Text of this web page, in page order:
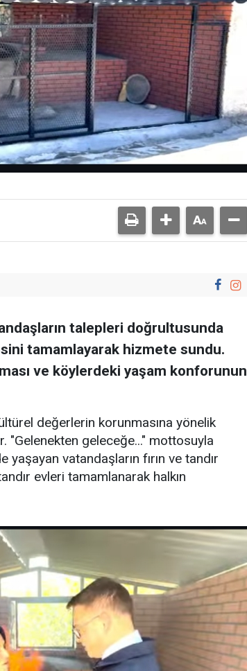
talepleri doğrultusunda
tamamlayarak hizmete sundu.
ve köylerdeki yaşam konforunun
değerlerin korunmasına yönelik
"Gelenekten geleceğe..." mottosuyla
vatandaşların fırın ve tandır
evleri tamamlanarak halkın